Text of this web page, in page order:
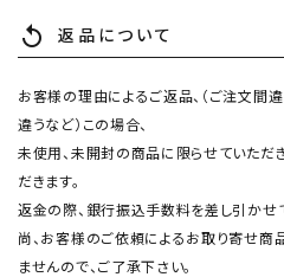
replay 返品について
お客様の理由によるご返品、（ご注文間
違うなど）この場合、
未使用、未開封の商品に限らせていただ
だきます。
返金の際、銀行振込手数料を差し引かせ
尚、お客様のご依頼によるお取り寄せ商
ませんので、ご了承下さい。